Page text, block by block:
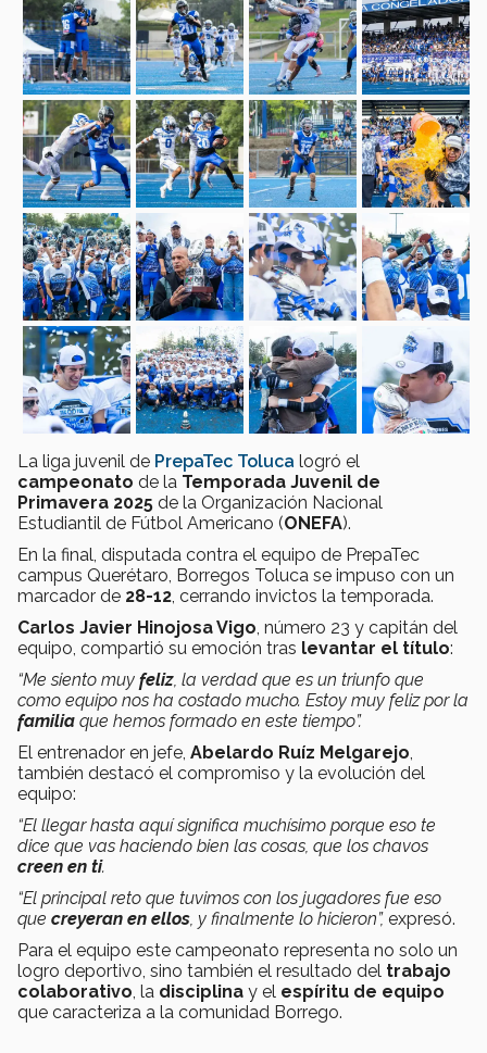
La liga juvenil de PrepaTec Toluca logró el
campeonato de la Temporada Juvenil de
Primavera 2025 de la Organización Nacional
Estudiantil de Fútbol Americano (ONEFA).
En la final, disputada contra el equipo de PrepaTec
campus Querétaro, Borregos Toluca se impuso con un
marcador de 28-12 , cerrando invictos la temporada.
Carlos Javier Hinojosa Vigo , número 23 y capitán del
equipo, compartió su emoción tras levantar el título:
“Me siento muy feliz , la verdad que es un triunfo que
como equipo nos ha costado mucho. Estoy muy feliz por la
familia que hemos formado en este tiempo”.
El entrenador en jefe, Abelardo Ruíz Melgarejo
también destacó el compromiso y la evolución del
equipo:
“El llegar hasta aquí significa muchísimo porque eso te
dice que vas haciendo bien las cosas, que los chavos
creen en ti.
“El principal reto que tuvimos con los jugadores fue eso
que creyeran en ellos , y finalmente lo hicieron”, expresó.
Para el equipo este campeonato representa no solo un
logro deportivo, sino también el resultado del trabajo
colaborativo , la disciplina y el espíritu de equipo
que caracteriza a la comunidad Borrego.